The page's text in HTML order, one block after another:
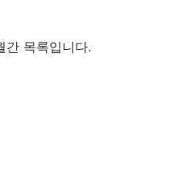
간 목록입니다.